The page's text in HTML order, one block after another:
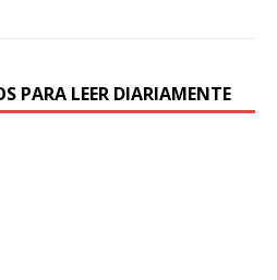
PARA LEER DIARIAMENTE